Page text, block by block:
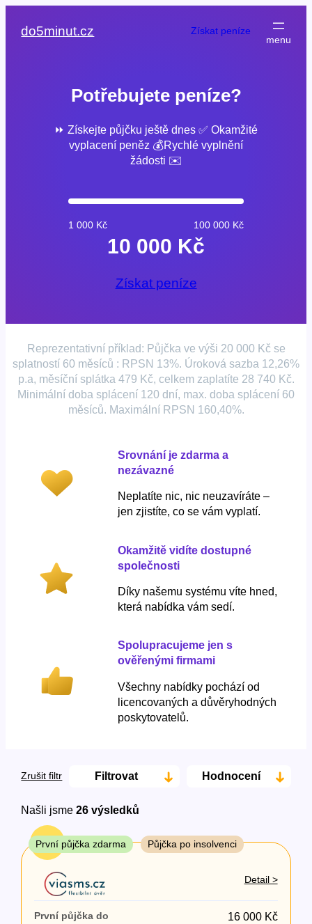
do5minut.cz Získat peníze
Potřebujete peníze?
⏩ Získejte půjčku ještě dnes ✅ Okamžité
vyplacení peněz 💰Rychlé vyplnění
žádosti ✉️
1 000 Kč 100 000 Kč
10 000 Kč
Získat peníze
Reprezentativní příklad: Půjčka ve výši 20 000 Kč se
splatností 60 měsíců : RPSN 13%. Úroková sazba 12,26%
p.a, měsíční splátka 479 Kč, celkem zaplatíte 28 740 Kč.
Minimální doba splácení 120 dní, max. doba splácení 60
měsíců. Maximální RPSN 160,40%.
Srovnání je zdarma a
nezávazné
Neplatíte nic, nic neuzavíráte –
jen zjistíte, co se vám vyplatí.
Okamžitě vidíte dostupné
společnosti
Díky našemu systému víte hned,
která nabídka vám sedí.
Spolupracujeme jen s
ověřenými firmami
Všechny nabídky pochází od
licencovaných a důvěryhodných
poskytovatelů.
Zrušit filtr Filtrovat Hodnocení
Cena
Od
První půjčka zdarma
Našli jsme26 výsledků
TOP
První půjčka zdarma Půjčka po insolvenci
Detail >
První půjčka do 16 000 Kč